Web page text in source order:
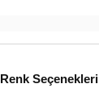
Renk Seçenekleri